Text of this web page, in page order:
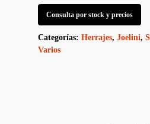
Consulta por stock y precios
Categorías: Herrajes, Joelini,
Varios